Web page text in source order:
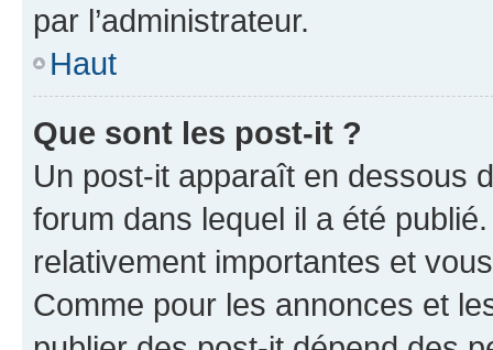
par l’administrateur.
Haut
Que sont les post-it ?
Un post-it apparaît en dessous
forum dans lequel il a été
relativement importantes et
Comme pour les annonces et